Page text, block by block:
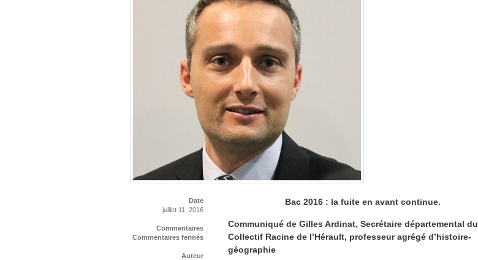
Date
juillet 11, 2016
Commentaires
Commentaires fermés
Auteur
Bac 2016 : la fuite en avant continue.
Communiqué de Gilles Ardinat, Secrétaire départemental du
Collectif Racine de l’Hérault, professeur agrégé d’histoire-
géographie